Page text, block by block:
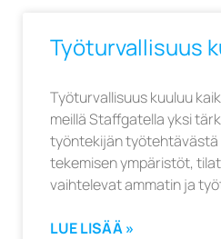
Työturvallisuus
Työturvallisuus kuuluu
meillä Staffgatella yksi
työntekijän
tekemisen ympäristöt,
vaihtelevat ammatin ja
LUE LISÄÄ »